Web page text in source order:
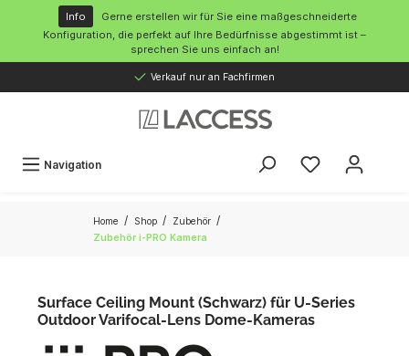
springen
Info
Gerne erstellen wir für Sie eine maßgeschneiderte
Konfiguration, die perfekt auf Ihre Bedürfnisse abgestimmt ist –
sprechen Sie uns einfach an!
Verkauf nur an Fachfirmen
Navigation
Home / Shop / Zubehör /
Zubehör i-PRO Kamera
Surface Ceiling Mount (Schwarz) für U-Series
Outdoor Varifocal-Lens Dome-Kameras